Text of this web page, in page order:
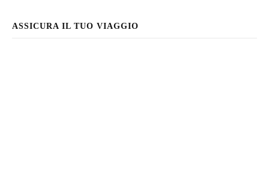
ASSICURA IL TUO VIAGGIO